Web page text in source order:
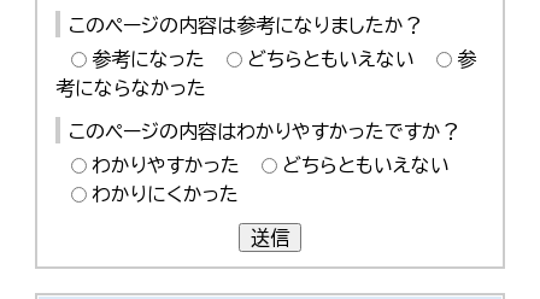
このページの内容は参考になりましたか？
参考になった
どちらともいえない
参
考にならなかった
このページの内容はわかりやすかったですか？
わかりやすかった
どちらともいえない
わかりにくかった
送信